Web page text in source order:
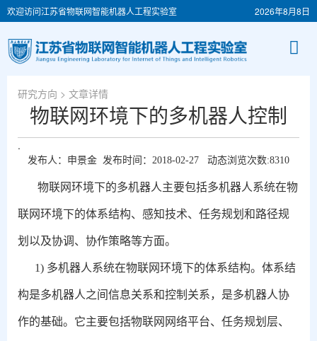
欢迎访问江苏省物联网智能机器人工程实验室 2026年8月8日
研究方向 > 文章详情
物联网环境下的多机器人控制
.
发布人：申景金 发布时间：2018-02-27 动态浏览次数:8310
物联网环境下的多机器人主要包括多机器人系统在物
联网环境下的体系结构、感知技术、任务规划和路径规
划以及协调、协作策略等方面。
1) 多机器人系统在物联网环境下的体系结构。体系结
构是多机器人之间信息关系和控制关系，是多机器人协
作的基础。它主要包括物联网网络平台、任务规划层、